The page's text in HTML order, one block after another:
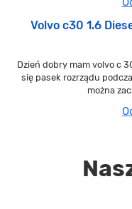
Volvo c30 1.6
Dzień dobry mam volvo c
się pasek rozrządu
można